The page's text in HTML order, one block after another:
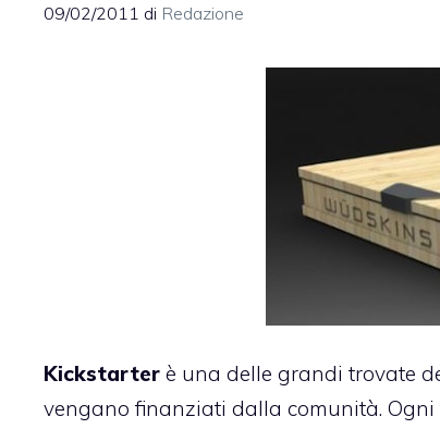
09/02/2011 di Redazione
Kickstarter è una delle grandi trovate
vengano finanziati dalla comunità.